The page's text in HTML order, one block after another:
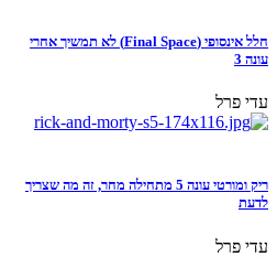
חלל אינסופי (Final Space) לא תמשיך אחרי
עונה 3
עדי פרל
ריק ומורטי עונה 5 מתחילה מחר, זה מה שצריך
לדעת
עדי פרל